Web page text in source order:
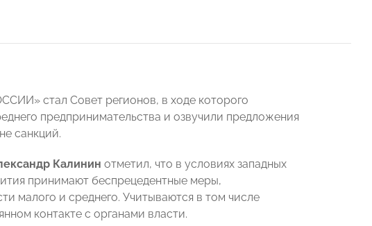
стал Совет регионов, в ходе которого
предпринимательства и озвучили предложения
санкций.
Калинин отметил, что в условиях западных
принимают беспрецедентные меры,
малого и среднего. Учитываются в том числе
контакте с органами власти.